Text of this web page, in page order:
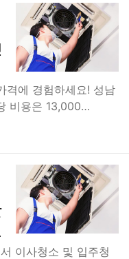
격에 경험하세요! 성남
비용은 13,000…
이사청소 및 입주청